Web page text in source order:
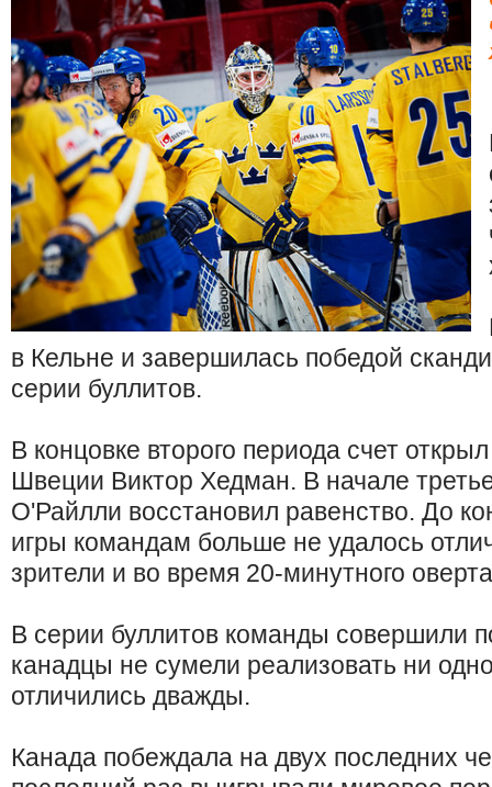
в Кельне и завершилась победой
серии буллитов.
В концовке второго периода счет
Швеции Виктор Хедман. В начале
О'Райлли восстановил равенство. До
игры командам больше не удалось
зрители и во время 20-минутного
В серии буллитов команды совершили
канадцы не сумели реализовать ни
отличились дважды.
Канада побеждала на двух последних